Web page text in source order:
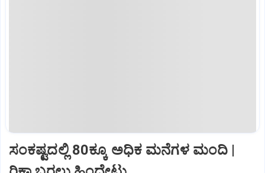
ಸಂಕಷ್ಟದಲ್ಲಿ 80ಕ್ಕೂ ಅಧಿಕ ಮನೆಗಳ ಮಂದಿ |